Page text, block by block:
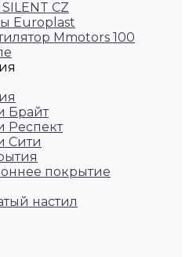
CZ
Europlast
Mmotors 100
Брайт
Респект
Сити
покрытие
настил